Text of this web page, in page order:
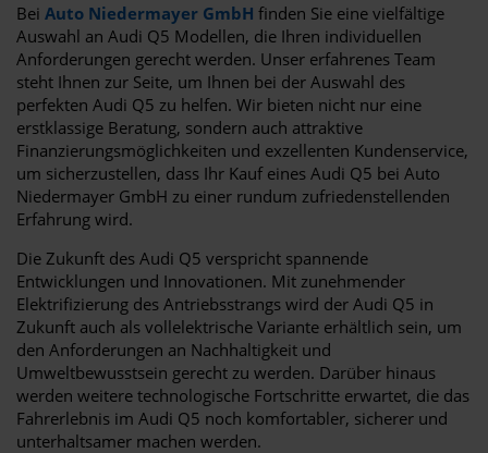
Bei Auto Niedermayer GmbH finden Sie eine vielfältige
Auswahl an Audi Q5 Modellen, die Ihren individuellen
Anforderungen gerecht werden. Unser erfahrenes Team
steht Ihnen zur Seite, um Ihnen bei der Auswahl des
perfekten Audi Q5 zu helfen. Wir bieten nicht nur eine
erstklassige Beratung, sondern auch attraktive
Finanzierungsmöglichkeiten und exzellenten Kundenservice,
um sicherzustellen, dass Ihr Kauf eines Audi Q5 bei Auto
Niedermayer GmbH zu einer rundum zufriedenstellenden
Erfahrung wird.
Die Zukunft des Audi Q5 verspricht spannende
Entwicklungen und Innovationen. Mit zunehmender
Elektrifizierung des Antriebsstrangs wird der Audi Q5 in
Zukunft auch als vollelektrische Variante erhältlich sein, um
den Anforderungen an Nachhaltigkeit und
Umweltbewusstsein gerecht zu werden. Darüber hinaus
werden weitere technologische Fortschritte erwartet, die das
Fahrerlebnis im Audi Q5 noch komfortabler, sicherer und
unterhaltsamer machen werden.